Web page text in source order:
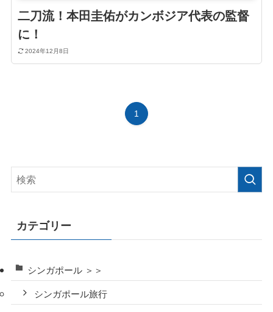
二刀流！本田圭佑がカンボジア代表の監督
に！
2024年12月8日
1
カテゴリー
シンガポール ＞＞
シンガポール旅行